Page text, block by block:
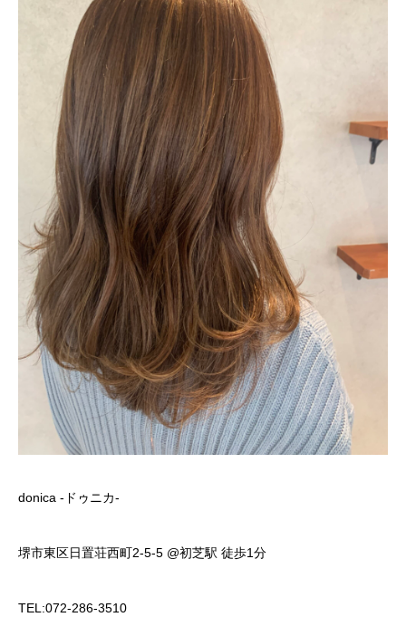
donica -ドゥニカ-
堺市東区日置荘西町2-5-5 @初芝駅 徒歩1分
TEL:072-286-3510